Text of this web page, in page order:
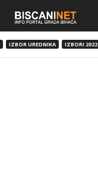
IZBOR UREDNIKA IZBORI 2022